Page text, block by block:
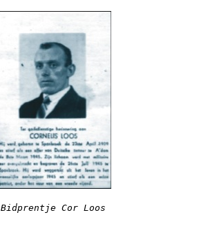
Bidprentje Cor Loos